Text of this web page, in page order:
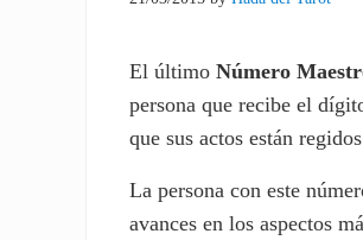
El últimoNúmero
persona que recibe el
que sus actos están
La persona con este
avances en los aspectos